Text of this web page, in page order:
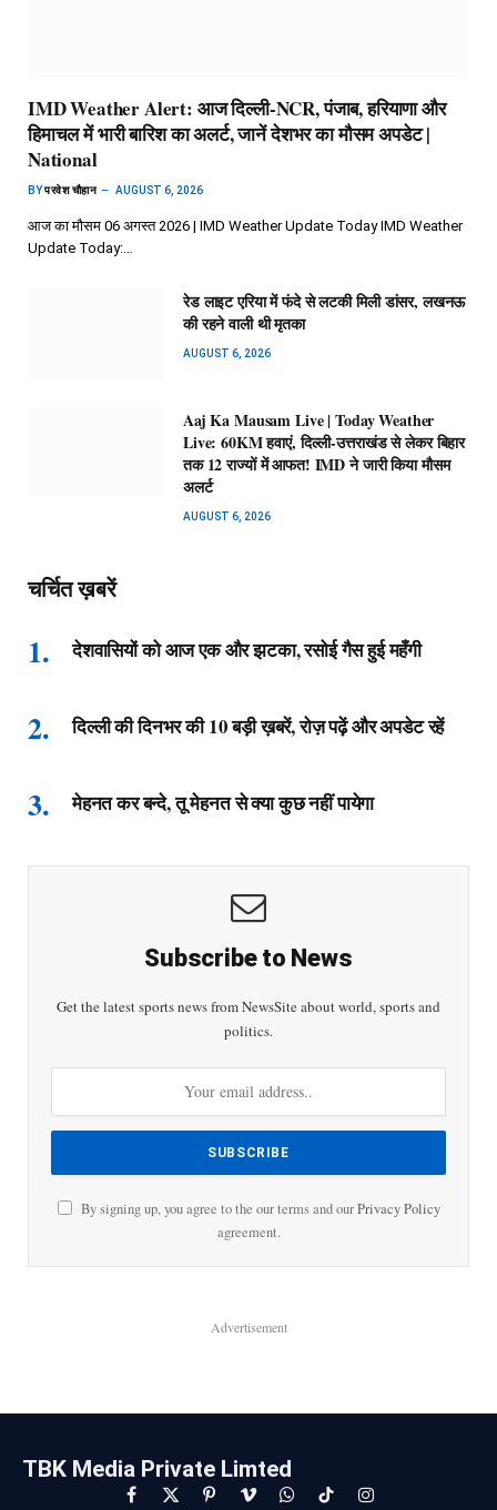
IMD Weather Alert: आज दिल्ली-NCR, पंजाब, हरियाणा और
हिमाचल में भारी बारिश का अलर्ट, जानें देशभर का मौसम अपडेट |
National
BYपरवेश चौहान AUGUST 6, 2026
आज का मौसम 06 अगस्त 2026 | IMD Weather Update Today IMD Weather
Update Today:…
रेड लाइट एरिया में फंदे से लटकी मिली डांसर, लखनऊ
की रहने वाली थी मृतका
AUGUST 6, 2026
Aaj Ka Mausam Live | Today Weather
Live: 60KM हवाएं, दिल्ली-उत्तराखंड से लेकर बिहार
तक 12 राज्यों में आफत! IMD ने जारी किया मौसम
अलर्ट
AUGUST 6, 2026
चर्चित ख़बरें
देशवासियों को आज एक और झटका, रसोई गैस हुई महँगी
दिल्ली की दिनभर की 10 बड़ी ख़बरें, रोज़ पढ़ें और अपडेट रहें
मेहनत कर बन्दे, तू मेहनत से क्या कुछ नहीं पायेगा
Subscribe to News
Get the latest sports news from NewsSite about world, sports and
politics.
By signing up, you agree to the our terms and ourPrivacy Policy
agreement.
Advertisement
TBK Media Private Limted
Facebook
X PinterestVimeoWhatsAppTikTokInstagram